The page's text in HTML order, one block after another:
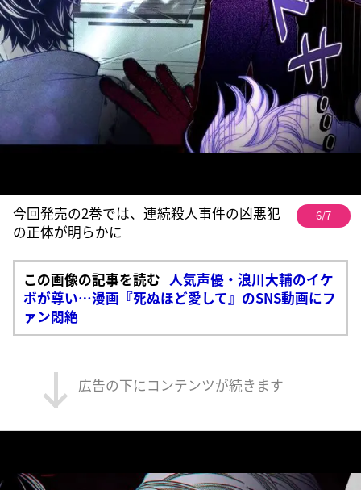
今回発売の2巻では、連続殺人事件の凶悪犯
の正体が明らかに
6/7
この画像の記事を読む 人気声優・浪川大輔のイケ
ボが尊い…漫画『死ぬほど愛して』のSNS動画にフ
ァン悶絶
広告の下にコンテンツが続きます